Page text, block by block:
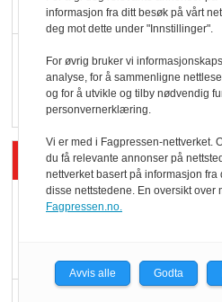
Q
Rema i
Siste artikler -
informasjon fra ditt besøk på vårt
deg mot dette under "Innstillinger".
For øvrig bruker vi
analyse, for å sammenligne
og for å utvikle og tilby nødvendig
personvernerklæring.
Vi er med i Fagpressen-nettverket.
du få relevante annonser på
nettverket basert på informasjon
disse nettstedene. En oversikt over
Fagpressen.no.
Avvis alle Godta